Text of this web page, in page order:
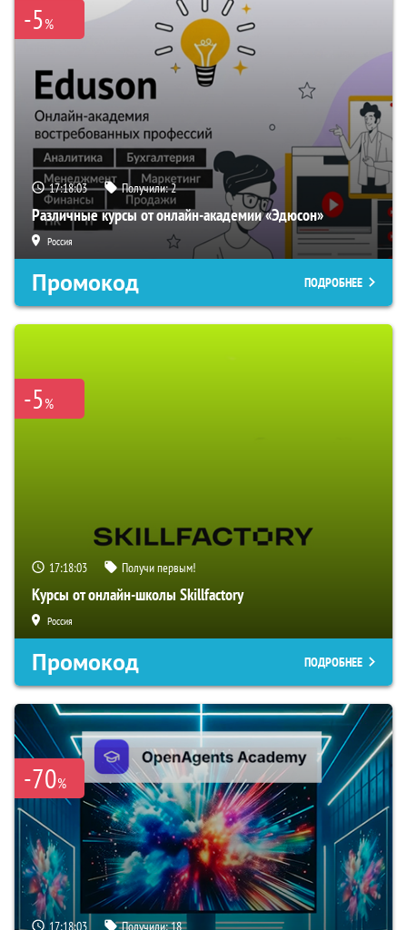
-5%
17:18:02 Получили:2
Различные курсы от онлайн-академии «Эдюсон»
Россия
Промокод ПОДРОБНЕЕ
-5%
17:18:02 Получи первым!
Курсы от онлайн-школы Skillfactory
Россия
Промокод ПОДРОБНЕЕ
-70%
17:18:02 Получили:18